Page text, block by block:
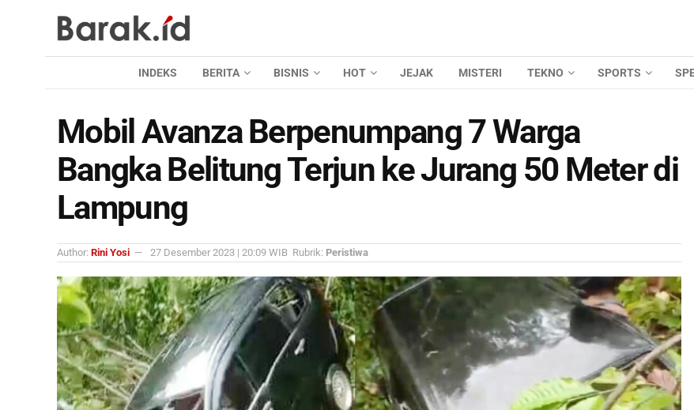
INDEKS BERITA BISNIS HOT JEJAK MISTERI TEKNO SPORTS
Mobil Avanza Berpenumpang 7 Warga
Bangka Belitung Terjun ke Jurang 50 Meter di
Lampung
Author: Rini Yosi 27 Desember 2023 | 20:09 WIB Rubrik: Peristiwa